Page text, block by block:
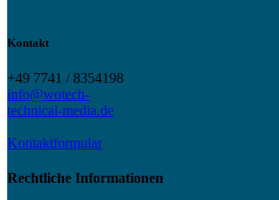
Kontakt
+49 7741 / 8354198
info@wotech-
technical-media.de
Kontaktformular
Rechtliche Informationen